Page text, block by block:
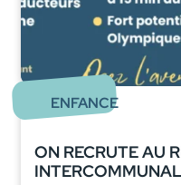
ENFANCE
ON RECRUTE AU